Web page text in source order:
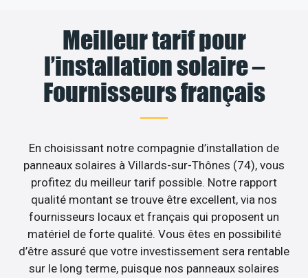
Meilleur tarif pour
l’installation solaire –
Fournisseurs français
En choisissant notre compagnie d’installation de
panneaux solaires à Villards-sur-Thônes (74), vous
profitez du meilleur tarif possible. Notre rapport
qualité montant se trouve être excellent, via nos
fournisseurs locaux et français qui proposent un
matériel de forte qualité. Vous êtes en possibilité
d’être assuré que votre investissement sera rentable
sur le long terme, puisque nos panneaux solaires